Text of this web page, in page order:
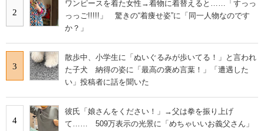
2
ワンピースを着た女性→着物に着替えると……「すっっ
っっご!!!!!」 驚きの“着痩せ姿”に「同一人物なのです
か？」
3
散歩中、小学生に「ぬいぐるみが歩いてる！」と言われ
た子犬 納得の姿に「最高の褒め言葉！」「遭遇した
い」投稿者に話を聞いた
4
彼氏「娘さんをください！」→父は拳を振り上げ
て…… 509万表示の光景に「めちゃいいお義父さん」